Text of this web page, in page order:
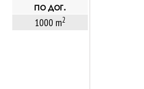
по дог.
1000 m2